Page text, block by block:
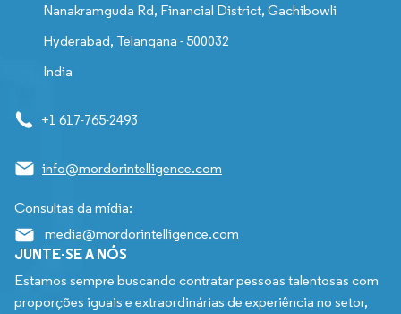
Nanakramguda Rd, Financial District, Gachibowli
Hyderabad, Telangana - 500032
India
+1 617-765-2493
info@mordorintelligence.com
Consultas da mídia:
media@mordorintelligence.com
JUNTE-SE A NÓS
Estamos sempre buscando contratar pessoas talentosas com
proporções iguais e extraordinárias de experiência no setor,